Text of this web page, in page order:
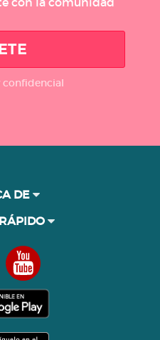
confidencial
DE